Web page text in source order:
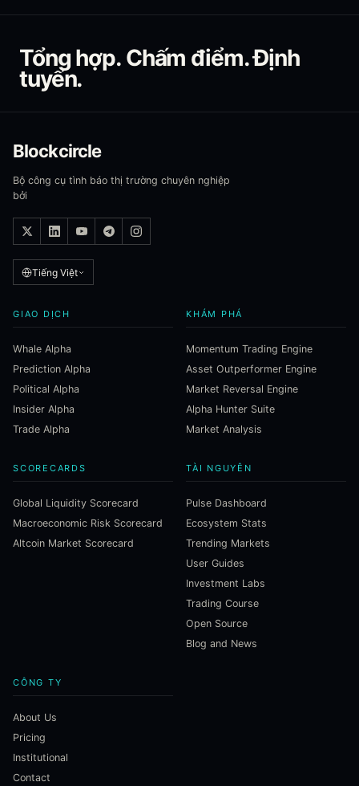
Tổng hợp. Chấm điểm. Định
tuyến.
Blockcircle
Bộ công cụ tình báo thị trường chuyên nghiệp
bởi
Tiếng Việt
GIAO DỊCH
Whale Alpha
Prediction Alpha
Political Alpha
Insider Alpha
Trade Alpha
KHÁM PHÁ
Momentum Trading Engine
Asset Outperformer Engine
Market Reversal Engine
Alpha Hunter Suite
Market Analysis
SCORECARDS
Global Liquidity Scorecard
Macroeconomic Risk Scorecard
Altcoin Market Scorecard
TÀI NGUYÊN
Pulse Dashboard
Ecosystem Stats
Trending Markets
User Guides
Investment Labs
Trading Course
Open Source
Blog and News
CÔNG TY
About Us
Pricing
Institutional
Contact